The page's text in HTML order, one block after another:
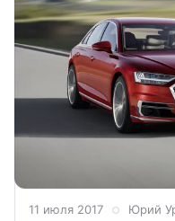
11 июля 2017 Юрий